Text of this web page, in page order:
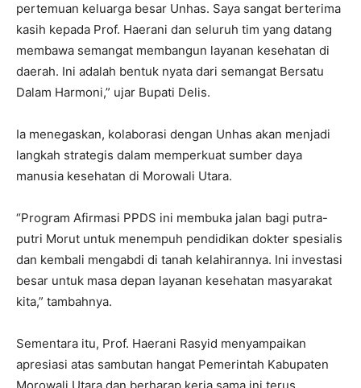
pertemuan keluarga besar Unhas. Saya sangat berterima
kasih kepada Prof. Haerani dan seluruh tim yang datang
membawa semangat membangun layanan kesehatan di
daerah. Ini adalah bentuk nyata dari semangat Bersatu
Dalam Harmoni,” ujar Bupati Delis.
Ia menegaskan, kolaborasi dengan Unhas akan menjadi
langkah strategis dalam memperkuat sumber daya
manusia kesehatan di Morowali Utara.
“Program Afirmasi PPDS ini membuka jalan bagi putra-
putri Morut untuk menempuh pendidikan dokter spesialis
dan kembali mengabdi di tanah kelahirannya. Ini investasi
besar untuk masa depan layanan kesehatan masyarakat
kita,” tambahnya.
Sementara itu, Prof. Haerani Rasyid menyampaikan
apresiasi atas sambutan hangat Pemerintah Kabupaten